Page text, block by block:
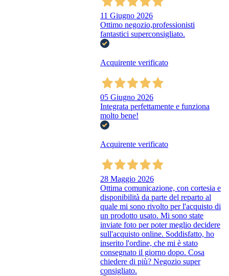
11 Giugno 2026
Ottimo negozio,professionisti
fantastici superconsigliato.
Acquirente verificato
05 Giugno 2026
Integrata perfettamente e funziona
molto bene!
Acquirente verificato
28 Maggio 2026
Ottima comunicazione, con cortesia e
disponibilità da parte del reparto al
quale mi sono rivolto per l'acquisto di
un prodotto usato. Mi sono state
inviate foto per poter meglio decidere
sull'acquisto online. Soddisfatto, ho
inserito l'ordine, che mi è stato
consegnato il giorno dopo. Cosa
chiedere di più? Negozio super
consigliato.